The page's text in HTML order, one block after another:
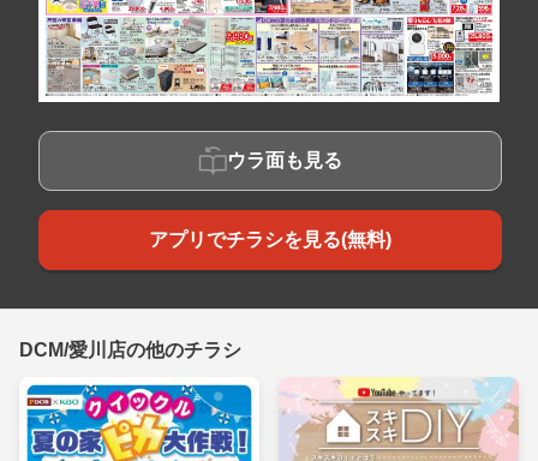
ウラ面も見る
アプリでチラシを見る(無料)
DCM/愛川店の他のチラシ